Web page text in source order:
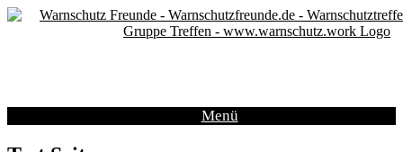
Zum
Menü